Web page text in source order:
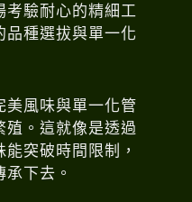
驗耐心的精細工
種選拔與單一化
風味與單一化管
。這就像是透過
突破時間限制，
下去。